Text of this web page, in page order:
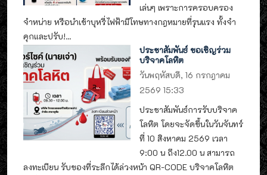
เล่นๆ เพราะการครอบครอง
จำหน่าย หรือนำเข้าบุหรี่ไฟฟ้ามีโทษทางกฎหมายที่รุนแรง ทั้งจำ
คุกและปรับ!...
ประชาสัมพันธ์ ขอเชิญร่วม
บริจาคโลหิต
วันพฤหัสบดี, 16 กรกฎาคม
2569 15:33
ประชาสัมพันธ์การรับบริจาค
โลหิต โดยจะจัดขึ้นในวันจันทร์
ที่ 10 สิงหาคม 2569 เวลา
9:00 น ถึง12.00 น สามารถ
ลงทะเบียน รับของที่ระลึกได้ล่วงหน้า QR-CODE บริจาคโลหิต